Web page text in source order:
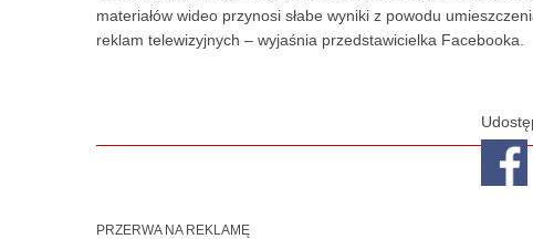
materiałów wideo przynosi słabe wyniki z powodu
reklam telewizyjnych – wyjaśnia przedstawicielka Facebooka.
PRZERWA NA REKLAMĘ